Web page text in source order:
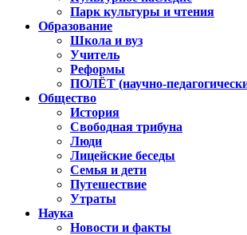
Парк культуры и чтения
Образование
Школа и вуз
Учитель
Реформы
ПОЛЁТ (научно-
Общество
История
Свободная трибуна
Люди
Лицейские беседы
Семья и дети
Путешествие
Утраты
Наука
Новости и факты